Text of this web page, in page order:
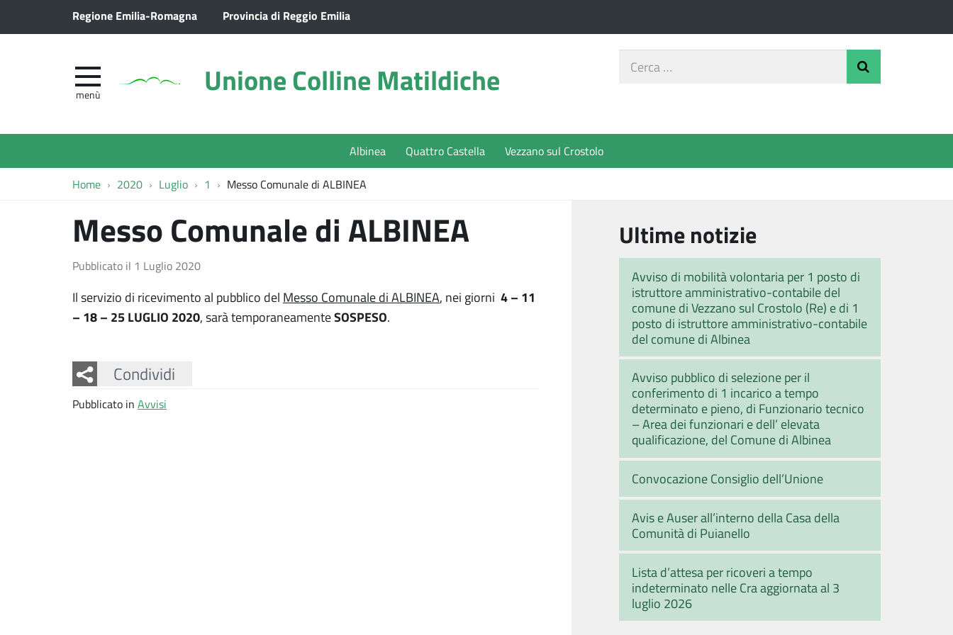
Regione Emilia-Romagna Provincia di Reggio Emilia
Unione Colline Matildiche
menù
Cerca
Albinea Quattro Castella Vezzano sul Crostolo
Home 2020 Luglio 1 Messo Comunale di ALBINEA
Messo Comunale di ALBINEA
Pubblicato il 1 Luglio 2020
Il servizio di ricevimento al pubblico del Messo Comunale di ALBINEA, nei giorni 4 – 11
– 18 – 25 LUGLIO 2020, sarà temporaneamenteSOSPESO.
Condividi
Facebook
Twitter
Whatsapp
Pubblicato in Avvisi
Ultime notizie
Avviso di mobilità volontaria per 1 posto di
istruttore amministrativo-contabile del
comune di Vezzano sul Crostolo (Re) e di 1
posto di istruttore amministrativo-contabile
del comune di Albinea
Avviso pubblico di selezione per il
conferimento di 1 incarico a tempo
determinato e pieno, di Funzionario tecnico
– Area dei funzionari e dell’ elevata
qualificazione, del Comune di Albinea
Convocazione Consiglio dell’Unione
Avis e Auser all’interno della Casa della
Comunità di Puianello
Lista d’attesa per ricoveri a tempo
indeterminato nelle Cra aggiornata al 3
luglio 2026